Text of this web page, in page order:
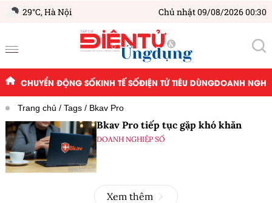
29°C,Hà Nội Chủ nhật 09/08/2026 00:30
CHUYỂN ĐỘNG SỐKINH TẾ SỐĐIỆN TỬ TIÊU DÙNGDOANH
Trang chủ Tags Bkav Pro
Bkav Pro tiếp tục gặp khó khăn
DOANH NGHIỆP SỐ
Xem thêm